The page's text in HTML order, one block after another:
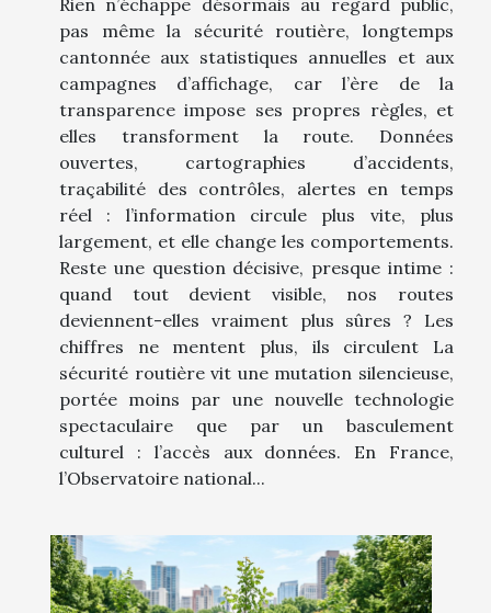
Rien n’échappe désormais au regard public,
pas même la sécurité routière, longtemps
cantonnée aux statistiques annuelles et aux
campagnes d’affichage, car l’ère de la
transparence impose ses propres règles, et
elles transforment la route. Données
ouvertes, cartographies d’accidents,
traçabilité des contrôles, alertes en temps
réel : l’information circule plus vite, plus
largement, et elle change les comportements.
Reste une question décisive, presque intime :
quand tout devient visible, nos routes
deviennent-elles vraiment plus sûres ? Les
chiffres ne mentent plus, ils circulent La
sécurité routière vit une mutation silencieuse,
portée moins par une nouvelle technologie
spectaculaire que par un basculement
culturel : l’accès aux données. En France,
l’Observatoire national...